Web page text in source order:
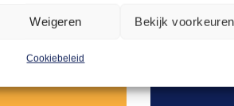
Weigeren Bekijk voorkeuren
Cookiebeleid
aan